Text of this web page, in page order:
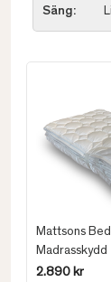
Säng:
Mattsons
Madrasskydd
2.890 kr